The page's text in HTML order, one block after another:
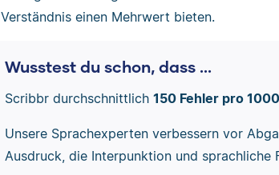
Verständnis einen Mehrwert bieten.
Wusstest du schon, dass ...
Scribbr durchschnittlich 150 Fehler pro
Unsere Sprachexperten verbessern vor
Ausdruck, die Interpunktion und sprachliche